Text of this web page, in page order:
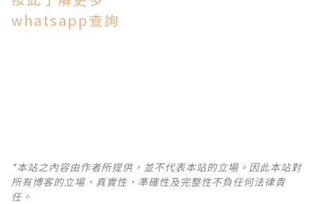
whatsapp查詢
*本站之內容由作者所提供，並不代表本站的立場。因此本站對
所有博客的立場、真實性、準確性及完整性不負任何法律責
任。